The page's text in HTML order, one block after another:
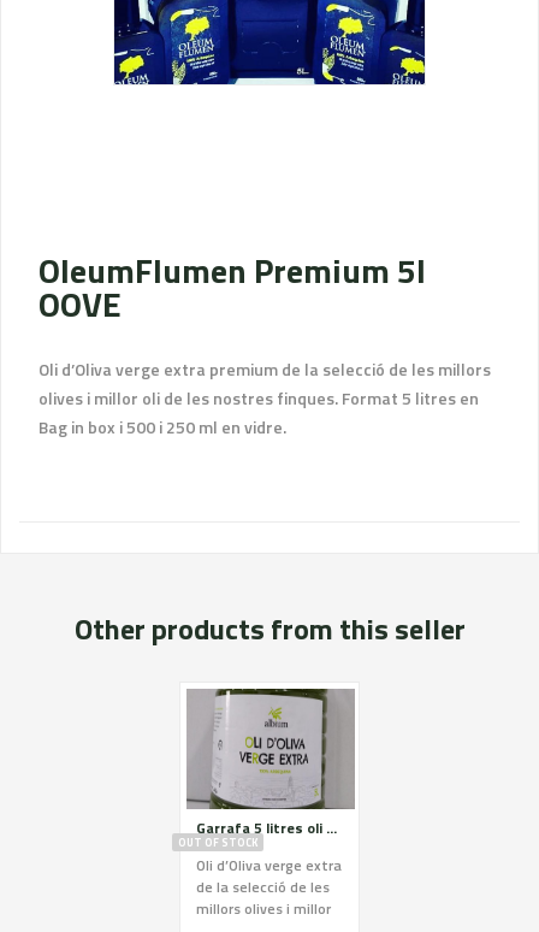
OleumFlumen Premium 5l
OOVE
Oli d’Oliva verge extra premium de la selecció de les millors
olives i millor oli de les nostres finques. Format 5 litres en
Bag in box i 500 i 250 ml en vidre.
Other products from this seller
OUT OF STOCK
Garrafa 5 litres oli albium (OOVE)
Oli d’Oliva verge extra
de la selecció de les
millors olives i millor